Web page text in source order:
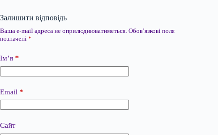
Залишити відповідь
Ваша e-mail адреса не оприлюднюватиметься. Обов’язкові поля
позначені *
Ім’я *
Email *
Сайт